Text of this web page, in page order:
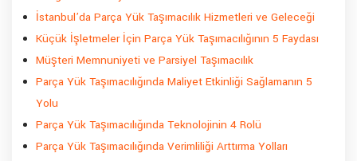
İstanbul’da Parça Yük Taşımacılık Hizmetleri ve Geleceği
Küçük İşletmeler İçin Parça Yük Taşımacılığının 5 Faydası
Müşteri Memnuniyeti ve Parsiyel Taşımacılık
Parça Yük Taşımacılığında Maliyet Etkinliği Sağlamanın 5
Yolu
Parça Yük Taşımacılığında Teknolojinin 4 Rolü
Parça Yük Taşımacılığında Verimliliği Arttırma Yolları